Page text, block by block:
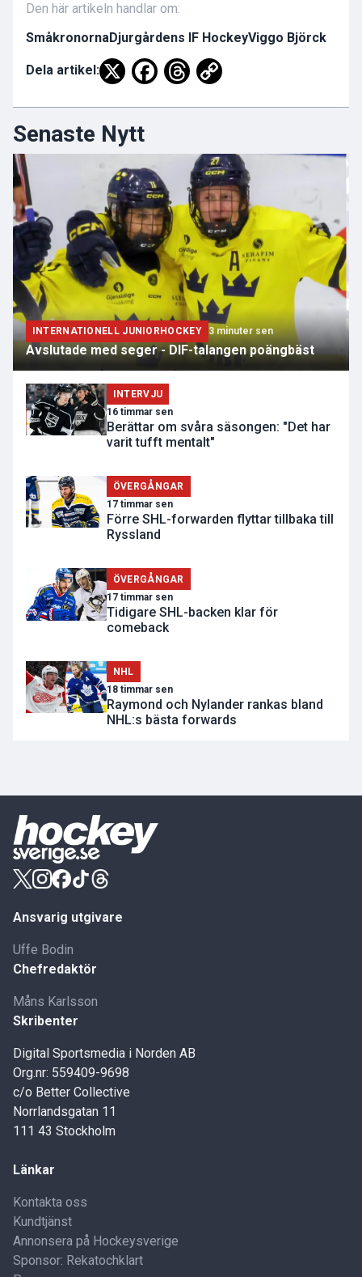
Den här artikeln handlar om:
SmåkronornaDjurgårdens IF HockeyViggo Björck
Dela artikel:
Senaste Nytt
INTERNATIONELL JUNIORHOCKEY 3 minuter sen
Avslutade med seger - DIF-talangen poängbäst
INTERVJU
16 timmar sen
Berättar om svåra säsongen: "Det har
varit tufft mentalt"
ÖVERGÅNGAR
17 timmar sen
Förre SHL-forwarden flyttar tillbaka till
Ryssland
ÖVERGÅNGAR
17 timmar sen
Tidigare SHL-backen klar för
comeback
NHL
18 timmar sen
Raymond och Nylander rankas bland
NHL:s bästa forwards
Ansvarig utgivare
Uffe Bodin
Chefredaktör
Måns Karlsson
Skribenter
Digital Sportsmedia i Norden AB
Org.nr: 559409-9698
c/o Better Collective
Norrlandsgatan 11
111 43 Stockholm
Länkar
Kontakta oss
Kundtjänst
Annonsera på Hockeysverige
Sponsor: Rekatochklart